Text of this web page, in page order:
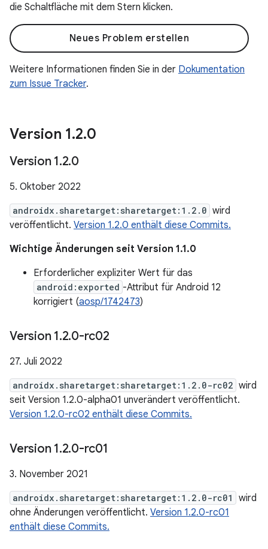
die Schaltfläche mit dem Stern klicken.
Neues Problem erstellen
Weitere Informationen finden Sie in der Dokumentation
zum Issue Tracker.
Version 1.2.0
Version 1.2.0
5. Oktober 2022
androidx.sharetarget:sharetarget:1.2.0 wird
veröffentlicht. Version 1.2.0 enthält diese Commits.
Wichtige Änderungen seit Version 1.1.0
Erforderlicher expliziter Wert für das
android:exported -Attribut für Android 12
korrigiert (aosp/1742473)
Version 1.2.0-rc02
27. Juli 2022
androidx.sharetarget:sharetarget:1.2.0-rc02 wird
seit Version 1.2.0-alpha01 unverändert veröffentlicht.
Version 1.2.0-rc02 enthält diese Commits.
Version 1.2.0-rc01
3. November 2021
androidx.sharetarget:sharetarget:1.2.0-rc01
wird
ohne Änderungen veröffentlicht. Version 1.2.0-rc01
enthält diese Commits.